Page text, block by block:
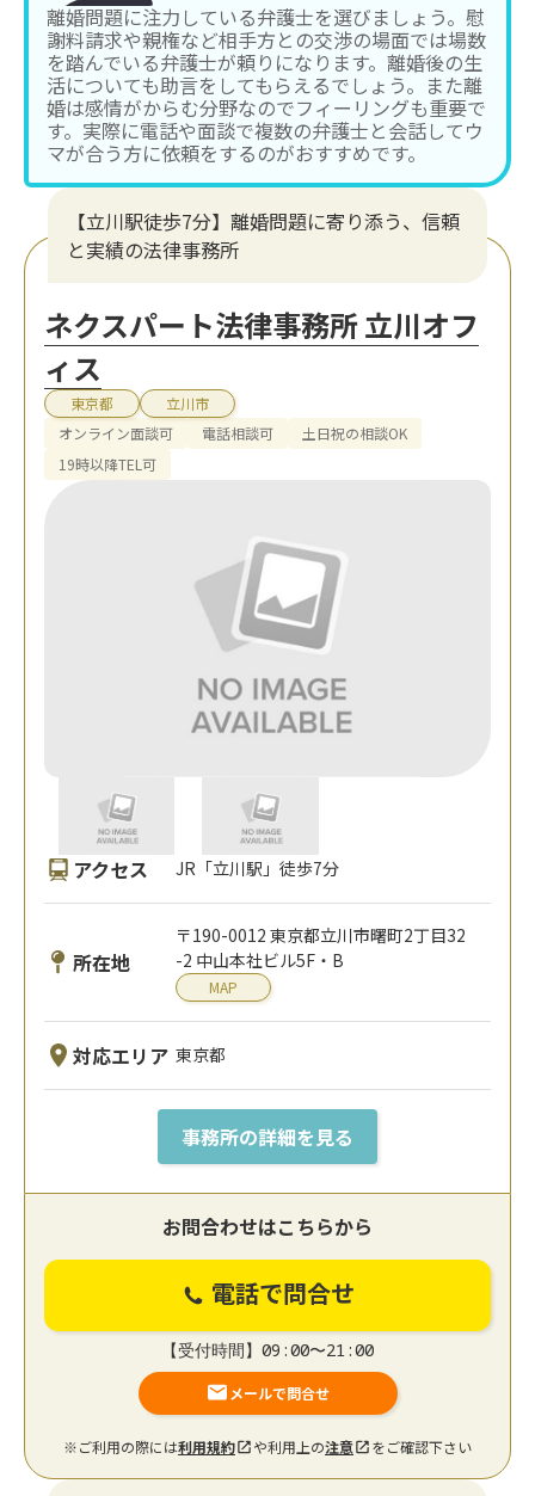
離婚問題に注力している弁護士を選びましょう。慰
謝料請求や親権など相手方との交渉の場面では場数
を踏んでいる弁護士が頼りになります。離婚後の生
活についても助言をしてもらえるでしょう。また離
婚は感情がからむ分野なのでフィーリングも重要で
す。実際に電話や面談で複数の弁護士と会話してウ
マが合う方に依頼をするのがおすすめです。
【立川駅徒歩7分】離婚問題に寄り添う、信頼
と実績の法律事務所
ネクスパート法律事務所 立川オフ
ィス
東京都
立川市
オンライン面談可
電話相談可
土日祝の相談OK
19時以降TEL可
アクセス JR「立川駅」徒歩7分
所在地
〒190-0012 東京都立川市曙町2丁目32
-2 中山本社ビル5F・B
MAP
対応エリア 東京都
事務所の詳細を見る
お問合わせはこちらから
電話で問合せ
【受付時間】09:00〜21:00
メールで問合せ
※ご利用の際には利用規約 や利用上の注意 をご確認下さい